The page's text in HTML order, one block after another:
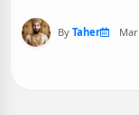
By Taher